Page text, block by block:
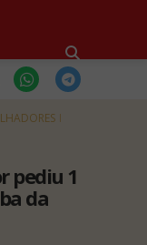
pediu 1
da